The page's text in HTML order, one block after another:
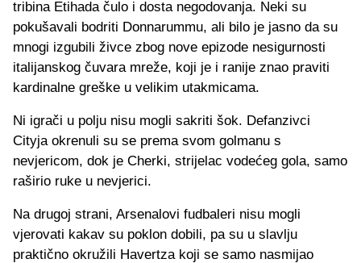
tribina Etihada čulo i dosta negodovanja. Neki su
pokušavali bodriti Donnarummu, ali bilo je jasno da su
mnogi izgubili živce zbog nove epizode nesigurnosti
italijanskog čuvara mreže, koji je i ranije znao praviti
kardinalne greške u velikim utakmicama.
Ni igrači u polju nisu mogli sakriti šok. Defanzivci
Cityja okrenuli su se prema svom golmanu s
nevjericom, dok je Cherki, strijelac vodećeg gola, samo
raširio ruke u nevjerici.
Na drugoj strani, Arsenalovi fudbaleri nisu mogli
vjerovati kakav su poklon dobili, pa su u slavlju
praktično okružili Havertza koji se samo nasmijao